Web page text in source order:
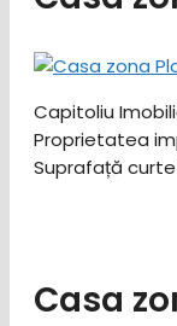
Capitoliu
Proprietatea
Suprafață
Casa